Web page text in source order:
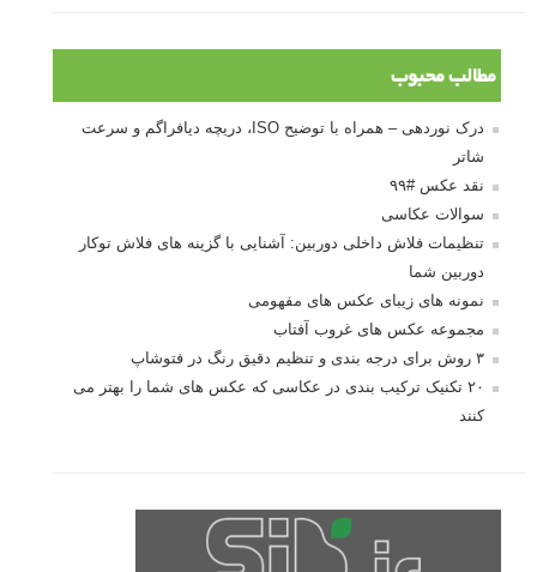
مطالب محبوب
درک نوردهی – همراه با توضیح ISO، دریچه دیافراگم و سرعت
شاتر
نقد عکس #۹۹
سوالات عکاسی
تنظیمات فلاش داخلی دوربین: آشنایی با گزینه های فلاش توکار
دوربین شما
نمونه های زیبای عکس های مفهومی
مجموعه عکس های غروب آفتاب
۳ روش برای درجه بندی و تنظیم دقیق رنگ در فتوشاپ
۲۰ تکنیک ترکیب بندی در عکاسی که عکس های شما را بهتر می
کنند